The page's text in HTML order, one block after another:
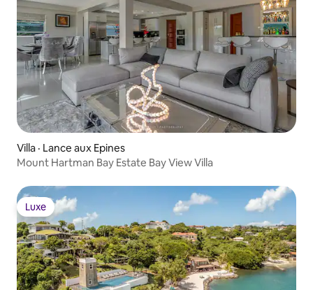
Villa · Lance aux Epines
Mount Hartman Bay Estate Bay View Villa
Luxe
Luxe